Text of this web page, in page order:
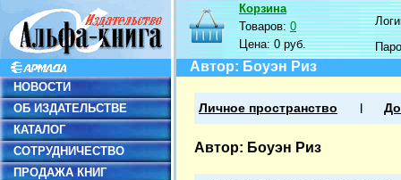
НОВОСТИ
ОБ ИЗДАТЕЛЬСТВЕ
КАТАЛОГ
СОТРУДНИЧЕСТВО
ПРОДАЖА КНИГ
Корзина
Товаров:0
Цена:0 руб.
Автор: Боуэн Риз
Личное пространство
Автор: Боуэн Риз